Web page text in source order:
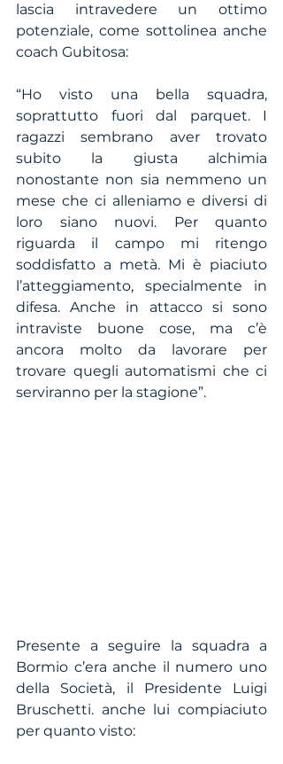
lascia intravedere un ottimo
potenziale, come sottolinea anche
coach Gubitosa:
“Ho visto una bella squadra,
soprattutto fuori dal parquet. I
ragazzi sembrano aver trovato
subito la giusta alchimia
nonostante non sia nemmeno un
mese che ci alleniamo e diversi di
loro siano nuovi. Per quanto
riguarda il campo mi ritengo
soddisfatto a metà. Mi è piaciuto
l’atteggiamento, specialmente in
difesa. Anche in attacco si sono
intraviste buone cose, ma c’è
ancora molto da lavorare per
trovare quegli automatismi che ci
serviranno per la stagione”.
Presente a seguire la squadra a
Bormio c’era anche il numero uno
della Società, il Presidente Luigi
Bruschetti. anche lui compiaciuto
per quanto visto: